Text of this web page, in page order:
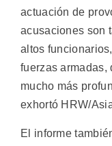
actuación de
acusaciones son
altos
fuerzas armadas,
mucho más
exhortó HRW/
El informe